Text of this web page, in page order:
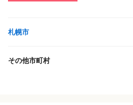
札幌市
その他市町村